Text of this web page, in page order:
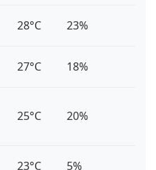
28°C 23%
27°C 18%
25°C 20%
23°C 5%